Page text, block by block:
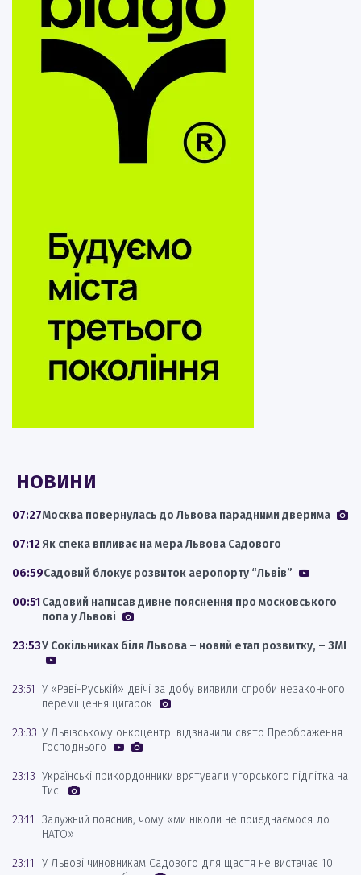
НОВИНИ
07:27Москва повернулась до Львова парадними дверима
07:12Як спека впливає на мера Львова Садового
06:59Садовий блокує розвиток аеропорту “Львів”
00:51 Садовий написав дивне пояснення про московського
попа у Львові
23:53У Сокільниках біля Львова – новий етап розвитку, – ЗМІ
23:51 У «Раві-Руській» двічі за добу виявили спроби незаконного
переміщення цигарок
23:33 У Львівському онкоцентрі відзначили свято Преображення
Господнього
23:13 Українські прикордонники врятували угорського підлітка на
Тисі
23:11
Залужний пояснив, чому «ми ніколи не приєднаємося до
НАТО»
23:11
У Львові чиновникам Садового для щастя не вистачає 10